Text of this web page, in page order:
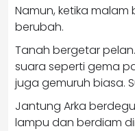
Namun, ketika
berubah.
Tanah bergetar
suara seperti gema
juga gemuruh biasa.
Jantung Arka
lampu dan berdiam